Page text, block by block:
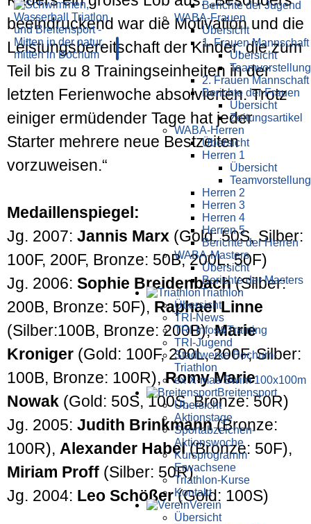
Berichte der Jugend
WABA-Frauen
Übersicht
1. Frauen Mannschaft
Übersicht
Teamvorstellung
2. Frauen Mannschaft
Berichte der Frauen
Übersicht
Zeitungsartikel
WABA-Herren
Übersicht
Herren 1
Übersicht
Teamvorstellung
Herren 2
Herren 3
Herren 4
Herren 5
Berichte der Herren
WABA-Masters
Übersicht
Berichte der Masters
Triathlon
Übersicht
TRI-News
TRI-Infos&Training
TRI-Jugend
Stadtwerke Bochum-
Triathlon
ex X-mas Swim 100x100m
Breiten­sport
Übersicht
Aktionstage
Sportabzeichen-
Aktionswoche
Kursprogramm
Erwachsene
Triathlon-Kurse
Kontakt
Verein
Übersicht
beeindruckend war die Motivation und die
Leistungsbereitschaft der Kinder, die zum
Teil bis zu 8 Trainingseinheiten in der
letzten Ferienwoche absolvierten. Trotz
einiger ermüdender Tage hat jeder
Starter mehrere neue Bestzeiten
vorzuweisen.“
Medaillenspiegel:
Jg. 2007: Jannis Marx (Gold: 50S, Silber:
100F, 200F, Bronze: 50B, 200L, 50F)
Jg. 2006: Sophie Breidenbach(Silber:
200B, Bronze: 50F), Raphael Linne
(Silber:100B, Bronze: 200B),Marie
Kroniger (Gold: 100F, 200L, 200F, Silber:
100B, Bronze: 100R),Romy Marie
Nowak (Gold: 50S, 100S, Bronze: 50R)
Jg. 2005: Judith Brinkmann(Bronze:
100R), Alexander Habel(Bronze: 50F),
Miriam Proff (Silber: 50R)
Jg. 2004: Leo Schößer(Gold: 100S)